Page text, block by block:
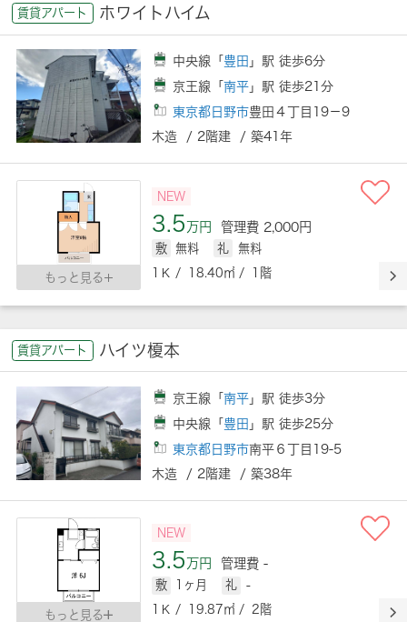
賃貸アパート ホワイトハイム
中央線「 豊田 」駅 徒歩6分
京王線「南平 」駅 徒歩21分
東京都日野市豊田４丁目19－9
木造 / 2階建 / 築41年
もっと見る
NEW
3.5万円 管理費 2,000円
敷 無料 礼
無料
1Ｋ / 18.40㎡ / 1階
賃貸アパート ハイツ榎本
京王線「南平 」駅 徒歩3分
中央線「 豊田 」駅 徒歩25分
東京都日野市南平６丁目19-5
木造 / 2階建 / 築38年
もっと見る
NEW
3.5万円 管理費 -
敷 1ヶ月 礼
-
1Ｋ / 19.87㎡ / 2階